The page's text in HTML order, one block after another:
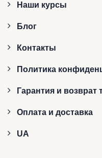
Наши курсы
Блог
Контакты
Политика
Гарантия и возврат
Оплата и доставка
UA